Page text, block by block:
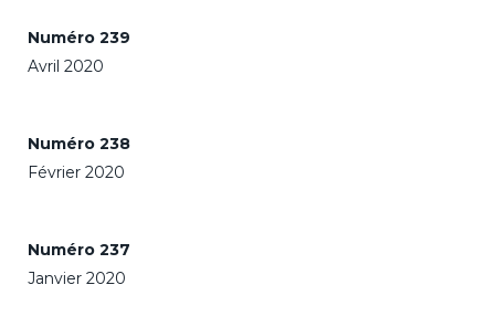
Numéro 239
Avril 2020
Numéro 238
Février 2020
Numéro 237
Janvier 2020